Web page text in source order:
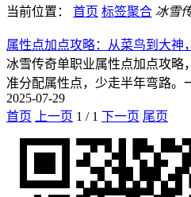
当前位置：
首页 标签聚合 冰雪
属性点加点攻略：从菜鸟到大神
冰雪传奇单职业属性点加点攻略
准分配属性点，少走半年弯路。
2025-07-29
首页
上一页 1 / 1 下一页 尾页